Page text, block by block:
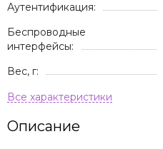
Аутентификация:
Беспроводные
интерфейсы:
Вес, г:
Описание